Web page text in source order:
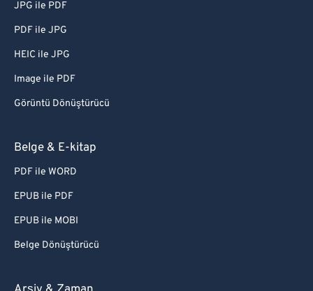
JPG ile PDF
PDF ile JPG
HEIC ile JPG
Image ile PDF
Görüntü Dönüştürücü
Belge & E-kitap
PDF ile WORD
EPUB ile PDF
EPUB ile MOBI
Belge Dönüştürücü